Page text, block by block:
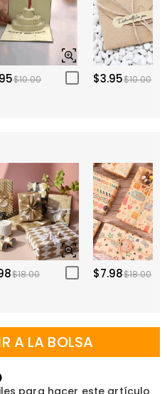
$10.00 $3.95$10.00
$18.00 $7.98$18.00
A LA BOLSA
para hacer este artículo